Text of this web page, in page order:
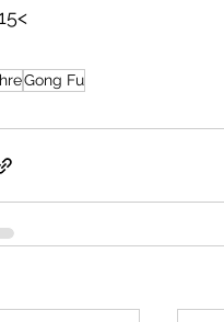
Gong Fu